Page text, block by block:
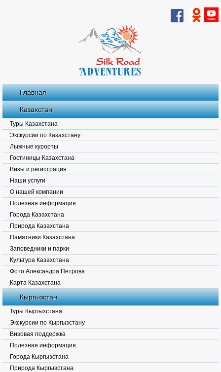
Главная
Казахстан
Туры Казахстана
Экскурсии по Казахстану
Лыжные курорты
Гостиницы Казахстана
Визы и регистрация
Наши услуги
О нашей компании
Полезная информация
Города Казахстана
Природа Казахстана
Памятники Казахстана
Заповедники и парки
Культура Казахстана
Фото Александра Петрова
Карта Казахстана
Кыргызстан
Туры Кыргызстана
Экскурсии по Кыргызстану
Визовая поддержка
Полезная информация.
Города Кыргызстана
Природа Кыргызстана